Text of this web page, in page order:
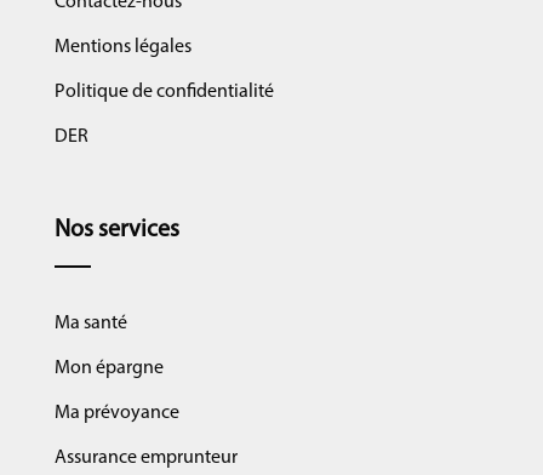
Mentions légales
Politique de confidentialité
DER
Nos services
Ma santé
Mon épargne
Ma prévoyance
Assurance emprunteur